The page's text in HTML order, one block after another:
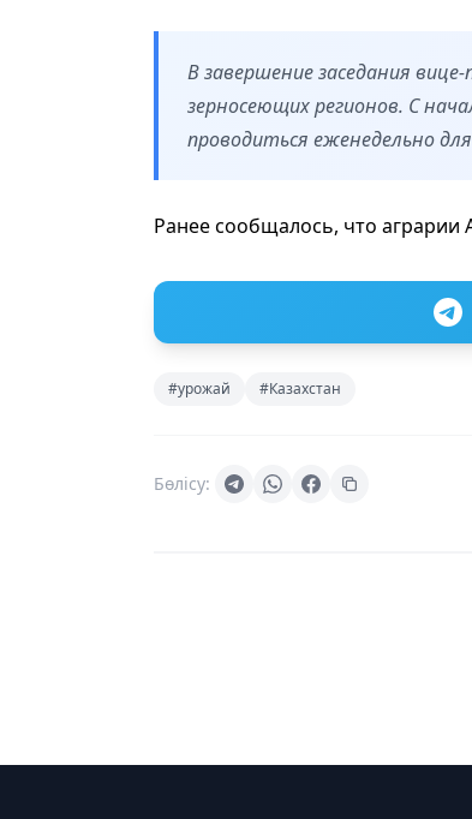
В завершение заседания
зерносеющих регионов. С
проводиться еженедельно
Ранее сообщалось, что аграрии
#урожай #Казахстан
Бөлісу: